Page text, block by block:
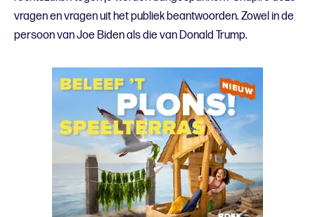
vragen en vragen uit het publiek beantwoorden. Zowel in de
persoon van Joe Biden als die van Donald Trump.